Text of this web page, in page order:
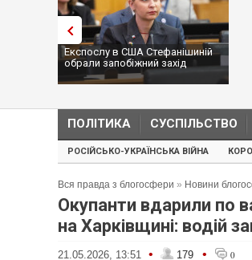
Експослу в США Стефанішиній
обрали запобіжний захід
ПОЛІТИКА СУСПІЛЬСТВО
РОСІЙСЬКО-УКРАЇНСЬКА ВІЙНА
Вся правда з блогосфери » Новини
Окупанти вдарили по
на Харківщині: водій
21.05.2026, 13:51 • 179 • 0